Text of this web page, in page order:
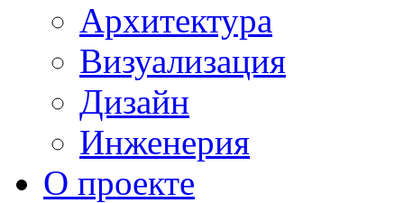
Архитектура
Визуализация
Дизайн
Инженерия
О проекте